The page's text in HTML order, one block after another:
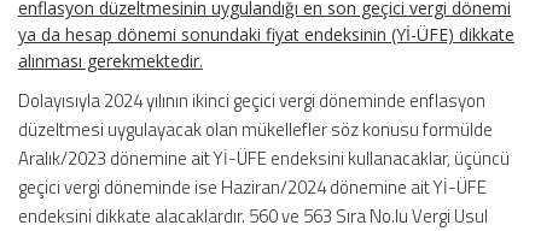
enflasyon düzeltmesinin uygulandığı en son geçici vergi dönemi
ya da hesap dönemi sonundaki fiyat endeksinin (Yİ-ÜFE) dikkate
alınması gerekmektedir.
Dolayısıyla 2024 yılının ikinci geçici vergi döneminde enflasyon
düzeltmesi uygulayacak olan mükellefler söz konusu formülde
Aralık/2023 dönemine ait Yİ-ÜFE endeksini kullanacaklar, üçüncü
geçici vergi döneminde ise Haziran/2024 dönemine ait Yİ-ÜFE
endeksini dikkate alacaklardır. 560 ve 563 Sıra No.lu Vergi Usul